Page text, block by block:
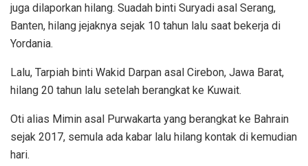
juga dilaporkan hilang. Suadah binti Suryadi asal Serang,
Banten, hilang jejaknya sejak 10 tahun lalu saat bekerja di
Yordania.
Lalu, Tarpiah binti Wakid Darpan asal Cirebon, Jawa Barat,
hilang 20 tahun lalu setelah berangkat ke Kuwait.
Oti alias Mimin asal Purwakarta yang berangkat ke Bahrain
sejak 2017, semula ada kabar lalu hilang kontak di kemudian
hari.